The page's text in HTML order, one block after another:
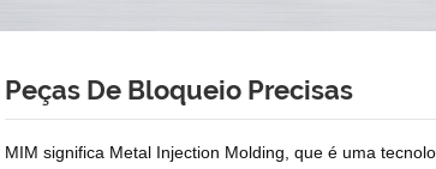
Peças De Bloqueio Precisas
MIM significa Metal Injection Molding, que é uma